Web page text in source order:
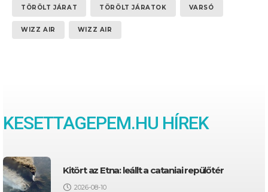
TÖRÖLT JÁRAT TÖRÖLT JÁRATOK VARSÓ
WIZZ AIR WIZZ AIR
KESETTAGEPEM.HU HÍREK
Kitört az Etna: leállt a cataniai repülőtér
2026-08-10